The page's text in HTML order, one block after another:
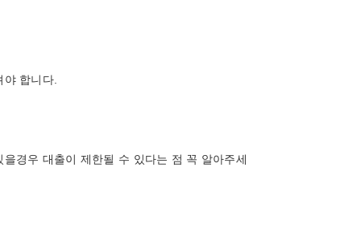
합니다.
경우 대출이 제한될 수 있다는 점 꼭 알아주세